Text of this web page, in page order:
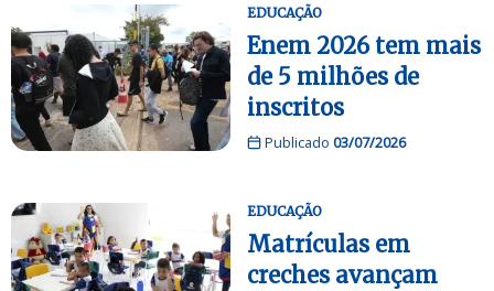
EDUCAÇÃO
Enem 2026 tem mais
de 5 milhões de
inscritos
Publicado 03/07/2026
EDUCAÇÃO
Matrículas em
creches avançam